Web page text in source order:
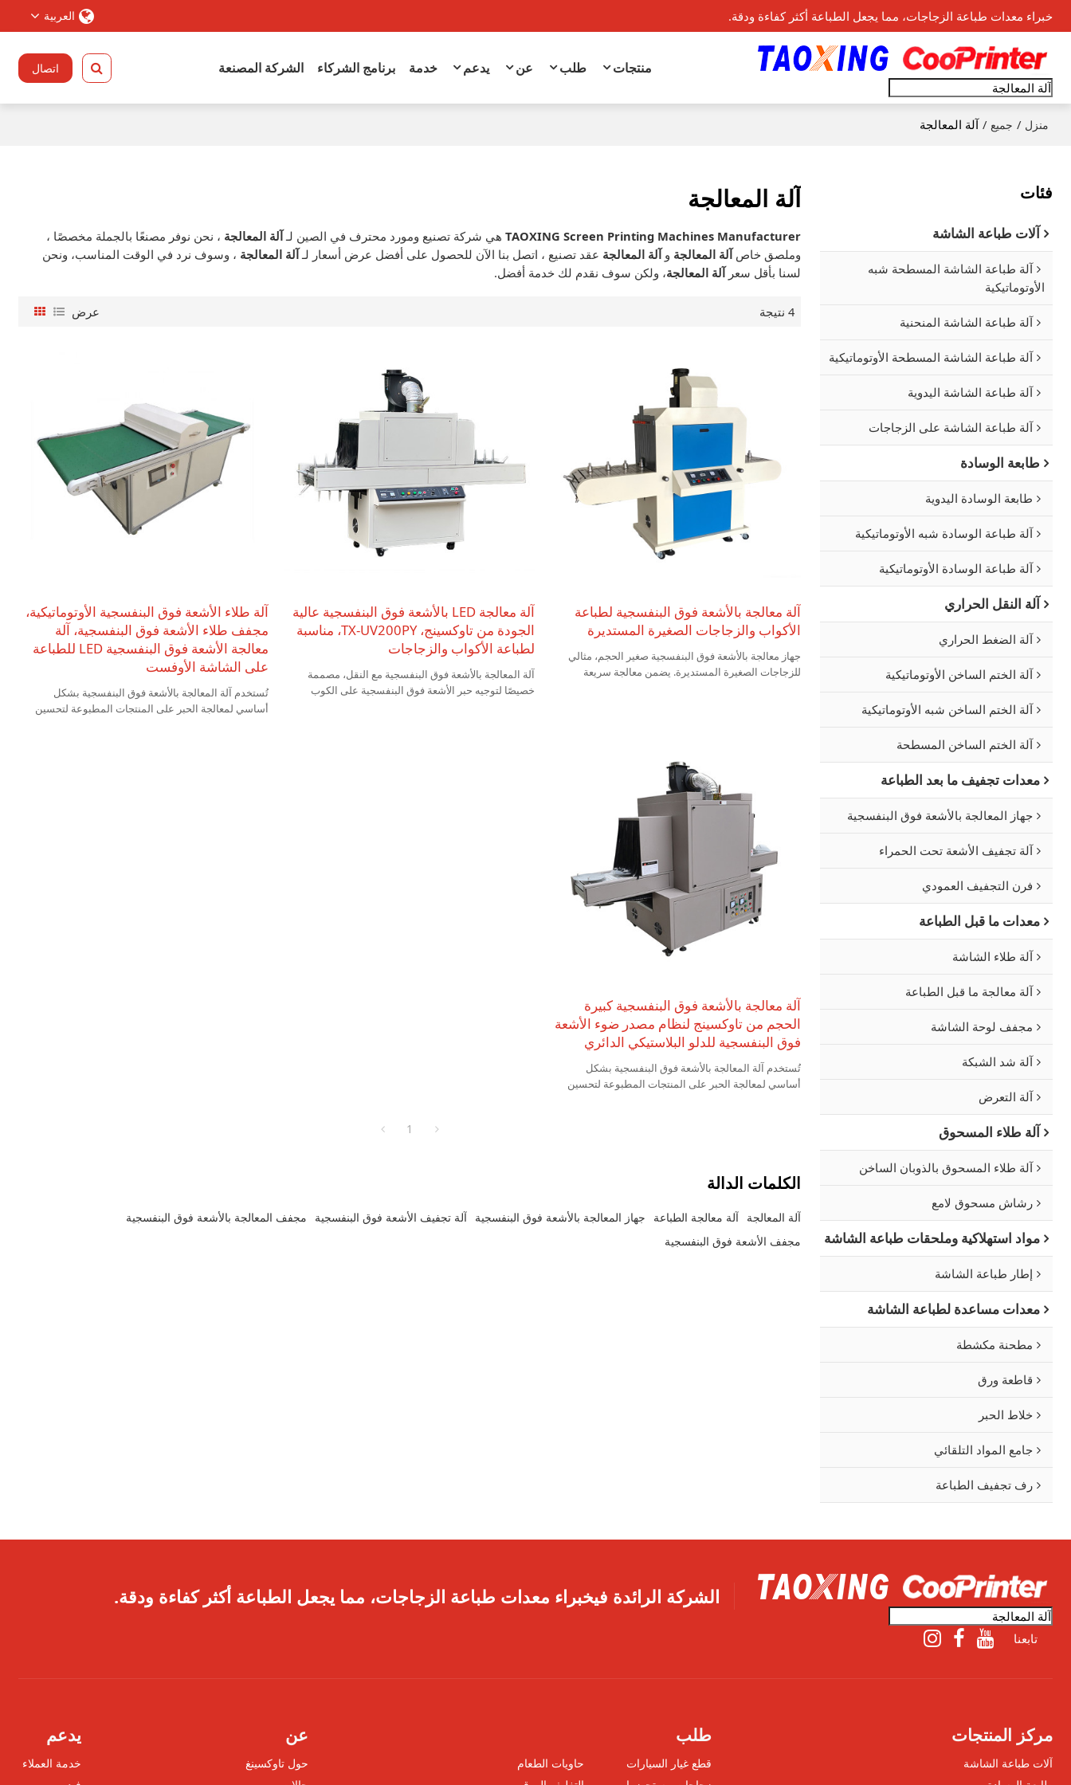
خبراء معدات طباعة الزجاجات، مما يجعل الطباعة أكثر كفاءة ودقة. العربية
منتجات طلب عن يدعم خدمة برنامج الشركاء الشركة المصنعة اتصال
منزل / جميع / آلة المعالجة
آلة المعالجة
TAOXING Screen Printing Machines Manufacturerهي شركة تصنيع ومورد محترف في الصين لـآلة المعالجة ، نحن نوفر مصنعًا بالجملة مخصصًا ،
وملصق خاصآلة المعالجة وآلة المعالجة عقد تصنيع ، اتصل بنا الآن للحصول على أفضل عرض أسعار لـآلة المعالجة ، وسوف نرد في الوقت المناسب، ونحن
لسنا بأقل سعرآلة المعالجة، ولكن سوف نقدم لك خدمة أفضل.
4 نتيجة عرض
آلة معالجة بالأشعة فوق البنفسجية لطباعة
الأكواب والزجاجات الصغيرة المستديرة
جهاز معالجة بالأشعة فوق البنفسجية صغير الحجم، مثالي
للزجاجات الصغيرة المستديرة. يضمن معالجة سريعة
آلة معالجة LED بالأشعة فوق البنفسجية عالية
الجودة من تاوكسينج، TX-UV200PY، مناسبة
لطباعة الأكواب والزجاجات
آلة المعالجة بالأشعة فوق البنفسجية مع النقل، مصممة
خصيصًا لتوجيه حبر الأشعة فوق البنفسجية على الكوب
آلة طلاء الأشعة فوق البنفسجية الأوتوماتيكية،
مجفف طلاء الأشعة فوق البنفسجية، آلة
معالجة الأشعة فوق البنفسجية LED للطباعة
على الشاشة الأوفست
تُستخدم آلة المعالجة بالأشعة فوق البنفسجية بشكل
أساسي لمعالجة الحبر على المنتجات المطبوعة لتحسين
آلة معالجة بالأشعة فوق البنفسجية كبيرة
الحجم من تاوكسينج لنظام مصدر ضوء الأشعة
فوق البنفسجية للدلو البلاستيكي الدائري
تُستخدم آلة المعالجة بالأشعة فوق البنفسجية بشكل
أساسي لمعالجة الحبر على المنتجات المطبوعة لتحسين
1
الكلمات الدالة
آلة المعالجة آلة معالجة الطباعة جهاز المعالجة بالأشعة فوق البنفسجية آلة تجفيف الأشعة فوق البنفسجية
مجفف المعالجة بالأشعة فوق البنفسجية
مجفف الأشعة فوق البنفسجية
فئات
آلات طباعة الشاشة
آلة طباعة الشاشة المسطحة شبه
الأوتوماتيكية
آلة طباعة الشاشة المنحنية
آلة طباعة الشاشة المسطحة الأوتوماتيكية
آلة طباعة الشاشة اليدوية
آلة طباعة الشاشة على الزجاجات
طابعة الوسادة
طابعة الوسادة اليدوية
آلة طباعة الوسادة شبه الأوتوماتيكية
آلة طباعة الوسادة الأوتوماتيكية
آلة النقل الحراري
آلة الضغط الحراري
آلة الختم الساخن الأوتوماتيكية
آلة الختم الساخن شبه الأوتوماتيكية
آلة الختم الساخن المسطحة
معدات تجفيف ما بعد الطباعة
جهاز المعالجة بالأشعة فوق البنفسجية
آلة تجفيف الأشعة تحت الحمراء
فرن التجفيف العمودي
معدات ما قبل الطباعة
آلة طلاء الشاشة
آلة معالجة ما قبل الطباعة
مجفف لوحة الشاشة
آلة شد الشبكة
آلة التعرض
آلة طلاء المسحوق
آلة طلاء المسحوق بالذوبان الساخن
رشاش مسحوق لامع
مواد استهلاكية وملحقات طباعة الشاشة
إطار طباعة الشاشة
معدات مساعدة لطباعة الشاشة
مطحنة مكشطة
قاطعة ورق
خلاط الحبر
جامع المواد التلقائي
رف تجفيف الطباعة
الشركة الرائدة فيخبراء معدات طباعة الزجاجات، مما يجعل الطباعة أكثر كفاءة ودقة.
تابعنا
مركز المنتجات
آلات طباعة الشاشة
طلب
قطع غيار السيارات
حاويات الطعام
عن
حول تاوكسينغ
يدعم
خدمة العملاء